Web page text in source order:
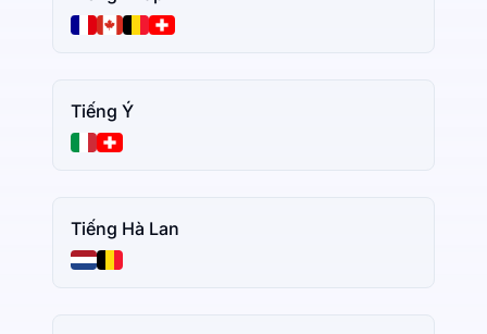
Tiếng Ý
Tiếng Hà Lan